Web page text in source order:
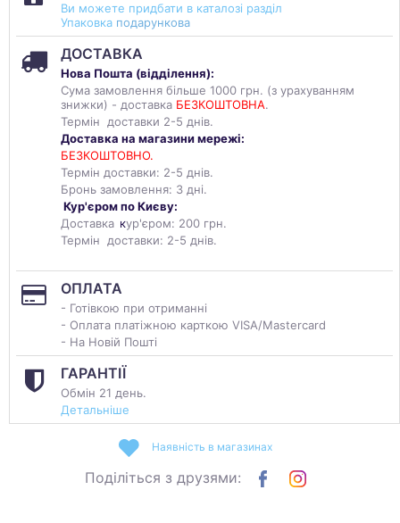
Ви можете придбати в каталозі разділ
Упаковка подарункова
ДОСТАВКА
Нова Пошта (відділення):
Сума замовлення більше 1000 грн. (з урахуванням
знижки) - доставка БЕЗКОШТОВНА.
Термін доставки 2-5 днів.
Доставка на магазини мережі:
БЕЗКОШТОВНО.
Термін доставки: 2-5 днів.
Бронь замовлення: 3 дні.
Кур'єром по Києву:
Доставка кур'єром: 200 грн.
Термін доставки: 2-5 днів.
ОПЛАТА
- Готівкою при отриманні
- Оплата платіжною карткою VISA/Mastercard
- На Новій Пошті
ГАРАНТІЇ
Обмін 21 день.
Детальніше
Наявність в магазинах
Поділіться з друзями: